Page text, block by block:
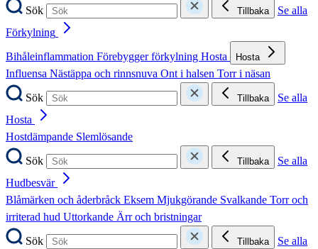
Sök
Tillbaka
Se alla
Förkylning
Bihåleinflammation Förebygger förkylning Hosta Hosta
Influensa Nästäppa och rinnsnuva Ont i halsen Torr i näsan
Sök
Tillbaka
Se alla
Hosta
Hostdämpande Slemlösande
Sök
Tillbaka
Se alla
Hudbesvär
Blåmärken och åderbråck Eksem Mjukgörande Svalkande Torr och
irriterad hud Uttorkande Ärr och bristningar
Sök
Tillbaka
Se alla